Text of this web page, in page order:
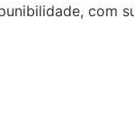
com